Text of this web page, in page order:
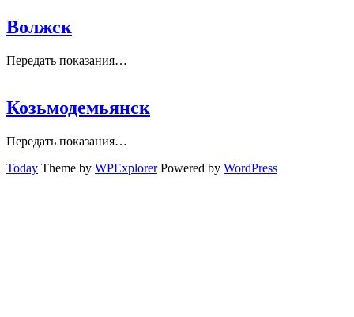
Волжск
Передать показания…
Козьмодемьянск
Передать показания…
Today Theme by WPExplorerPowered by WordPress